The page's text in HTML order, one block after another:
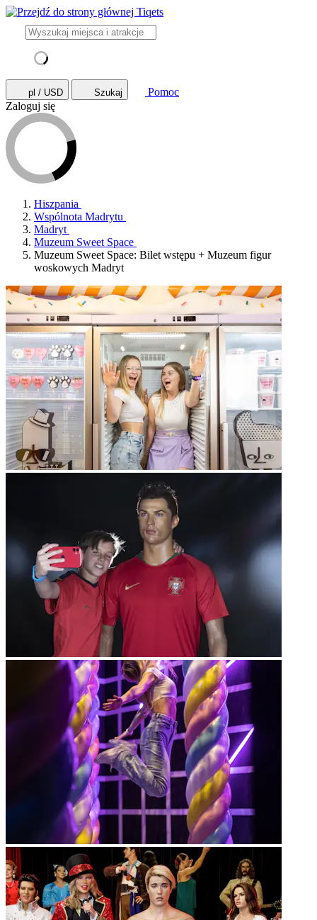
pl / USD Szukaj
Pomoc
Zaloguj się
Hiszpania
Wspólnota Madrytu
Madryt
Muzeum Sweet Space
Muzeum Sweet Space: Bilet wstępu + Muzeum figur
woskowych Madryt